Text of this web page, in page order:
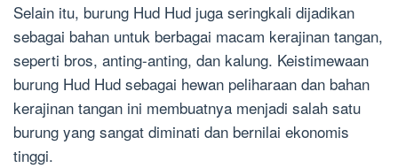
Selain itu, burung Hud Hud juga seringkali dijadikan
sebagai bahan untuk berbagai macam kerajinan tangan,
seperti bros, anting-anting, dan kalung. Keistimewaan
burung Hud Hud sebagai hewan peliharaan dan bahan
kerajinan tangan ini membuatnya menjadi salah satu
burung yang sangat diminati dan bernilai ekonomis
tinggi.